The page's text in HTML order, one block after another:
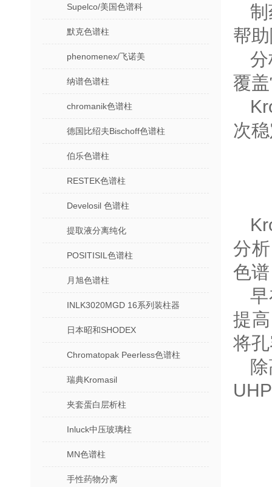
Supelco/美国色谱科
默克色谱柱
phenomenex/飞诺美
纳谱色谱柱
chromanik色谱柱
德国比绍夫Bischoff色谱柱
伯乐色谱柱
RESTEK色谱柱
Develosil 色谱柱
提取液分离纯化
POSITISIL色谱柱
月旭色谱柱
INLK3020MGD 16系列装柱器
日本昭和SHODEX
Chromatopak Peerless色谱柱
瑞典Kromasil
夹套蛋白层析柱
Inluck中压玻璃柱
MN色谱柱
手性药物分离
帮
覆
次
分
色
提
将